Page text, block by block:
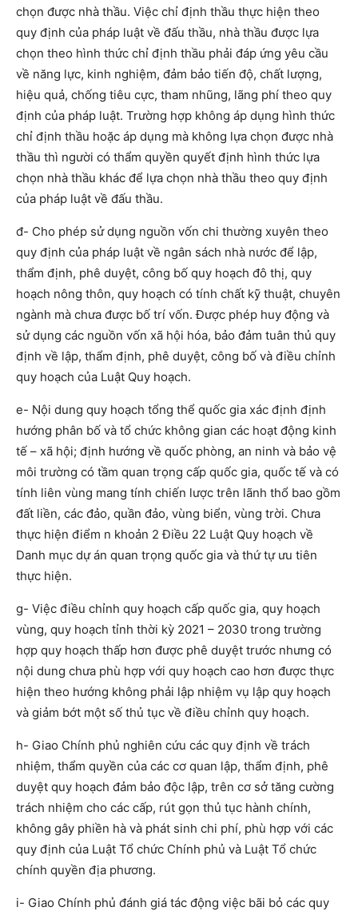
chọn được nhà thầu. Việc chỉ định thầu thực hiện theo
quy định của pháp luật về đấu thầu, nhà thầu được lựa
chọn theo hình thức chỉ định thầu phải đáp ứng yêu cầu
về năng lực, kinh nghiệm, đảm bảo tiến độ, chất lượng,
hiệu quả, chống tiêu cực, tham nhũng, lãng phí theo quy
định của pháp luật. Trường hợp không áp dụng hình thức
chỉ định thầu hoặc áp dụng mà không lựa chọn được nhà
thầu thì người có thẩm quyền quyết định hình thức lựa
chọn nhà thầu khác để lựa chọn nhà thầu theo quy định
của pháp luật về đấu thầu.
đ- Cho phép sử dụng nguồn vốn chi thường xuyên theo
quy định của pháp luật về ngân sách nhà nước để lập,
thẩm định, phê duyệt, công bố quy hoạch đô thị, quy
hoạch nông thôn, quy hoạch có tính chất kỹ thuật, chuyên
ngành mà chưa được bố trí vốn. Được phép huy động và
sử dụng các nguồn vốn xã hội hóa, bảo đảm tuân thủ quy
định về lập, thẩm định, phê duyệt, công bố và điều chỉnh
quy hoạch của Luật Quy hoạch.
e- Nội dung quy hoạch tổng thể quốc gia xác định định
hướng phân bố và tổ chức không gian các hoạt động kinh
tế – xã hội; định hướng về quốc phòng, an ninh và bảo vệ
môi trường có tầm quan trọng cấp quốc gia, quốc tế và có
tính liên vùng mang tính chiến lược trên lãnh thổ bao gồm
đất liền, các đảo, quần đảo, vùng biển, vùng trời. Chưa
thực hiện điểm n khoản 2 Điều 22 Luật Quy hoạch về
Danh mục dự án quan trọng quốc gia và thứ tự ưu tiên
thực hiện.
g- Việc điều chỉnh quy hoạch cấp quốc gia, quy hoạch
vùng, quy hoạch tỉnh thời kỳ 2021 – 2030 trong trường
hợp quy hoạch thấp hơn được phê duyệt trước nhưng có
nội dung chưa phù hợp với quy hoạch cao hơn được thực
hiện theo hướng không phải lập nhiệm vụ lập quy hoạch
và giảm bớt một số thủ tục về điều chỉnh quy hoạch.
h- Giao Chính phủ nghiên cứu các quy định về trách
nhiệm, thẩm quyền của các cơ quan lập, thẩm định, phê
duyệt quy hoạch đảm bảo độc lập, trên cơ sở tăng cường
trách nhiệm cho các cấp, rút gọn thủ tục hành chính,
không gây phiền hà và phát sinh chi phí, phù hợp với các
quy định của Luật Tổ chức Chính phủ và Luật Tổ chức
chính quyền địa phương.
i- Giao Chính phủ đánh giá tác động việc bãi bỏ các quy